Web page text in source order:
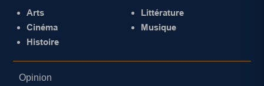
Arts
Cinéma
Histoire
Littérature
Musique
Opinion